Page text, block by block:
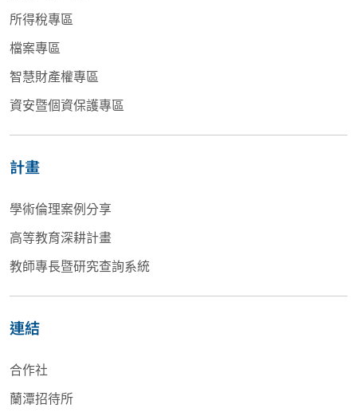
所得稅專區
檔案專區
智慧財產權專區
資安暨個資保護專區
計畫
學術倫理案例分享
高等教育深耕計畫
教師專長暨研究查詢系統
連結
合作社
蘭潭招待所